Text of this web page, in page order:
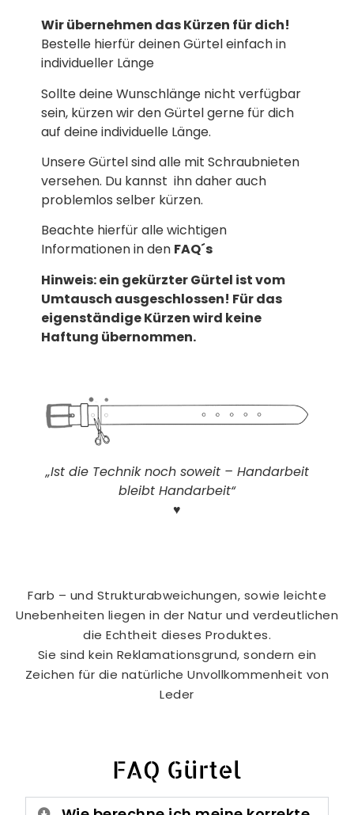
Wir übernehmen das Kürzen für dich!
Bestelle hierfür deinen Gürtel einfach in
individueller Länge
Sollte deine Wunschlänge nicht verfügbar
sein, kürzen wir den Gürtel gerne für dich
auf deine individuelle Länge.
Unsere Gürtel sind alle mit Schraubnieten
versehen. Du kannst ihn daher auch
problemlos selber kürzen.
Beachte hierfür alle wichtigen
Informationen in den FAQ´s
Hinweis: ein gekürzter Gürtel ist vom
Umtausch ausgeschlossen! Für das
eigenständige Kürzen wird keine
Haftung übernommen.
„Ist die Technik noch soweit – Handarbeit
bleibt Handarbeit“
♥
Farb – und Strukturabweichungen, sowie leichte
Unebenheiten liegen in der Natur und verdeutlichen
die Echtheit dieses Produktes.
Sie sind kein Reklamationsgrund, sondern ein
Zeichen für die natürliche Unvollkommenheit von
Leder
FAQ Gürtel